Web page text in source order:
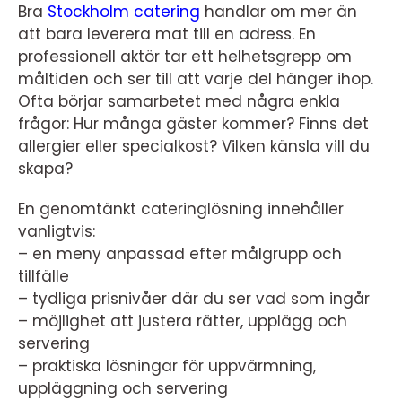
Bra Stockholm catering handlar om mer än
att bara leverera mat till en adress. En
professionell aktör tar ett helhetsgrepp om
måltiden och ser till att varje del hänger ihop.
Ofta börjar samarbetet med några enkla
frågor: Hur många gäster kommer? Finns det
allergier eller specialkost? Vilken känsla vill du
skapa?
En genomtänkt cateringlösning innehåller
vanligtvis:
– en meny anpassad efter målgrupp och
tillfälle
– tydliga prisnivåer där du ser vad som ingår
– möjlighet att justera rätter, upplägg och
servering
– praktiska lösningar för uppvärmning,
uppläggning och servering